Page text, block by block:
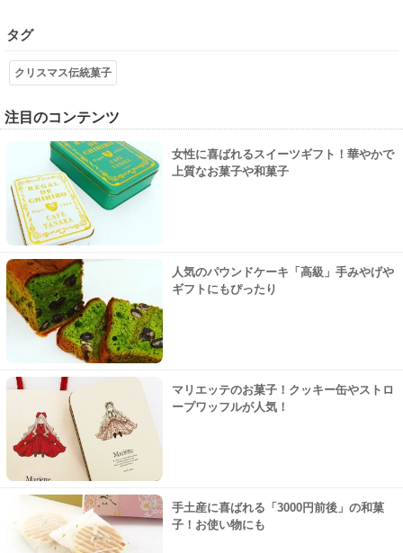
タグ
クリスマス伝統菓子
注目のコンテンツ
女性に喜ばれるスイーツギフト！華やかで
上質なお菓子や和菓子
人気のパウンドケーキ「高級」手みやげや
ギフトにもぴったり
マリエッテのお菓子！クッキー缶やストロ
ープワッフルが人気！
手土産に喜ばれる「3000円前後」の和菓
子！お使い物にも